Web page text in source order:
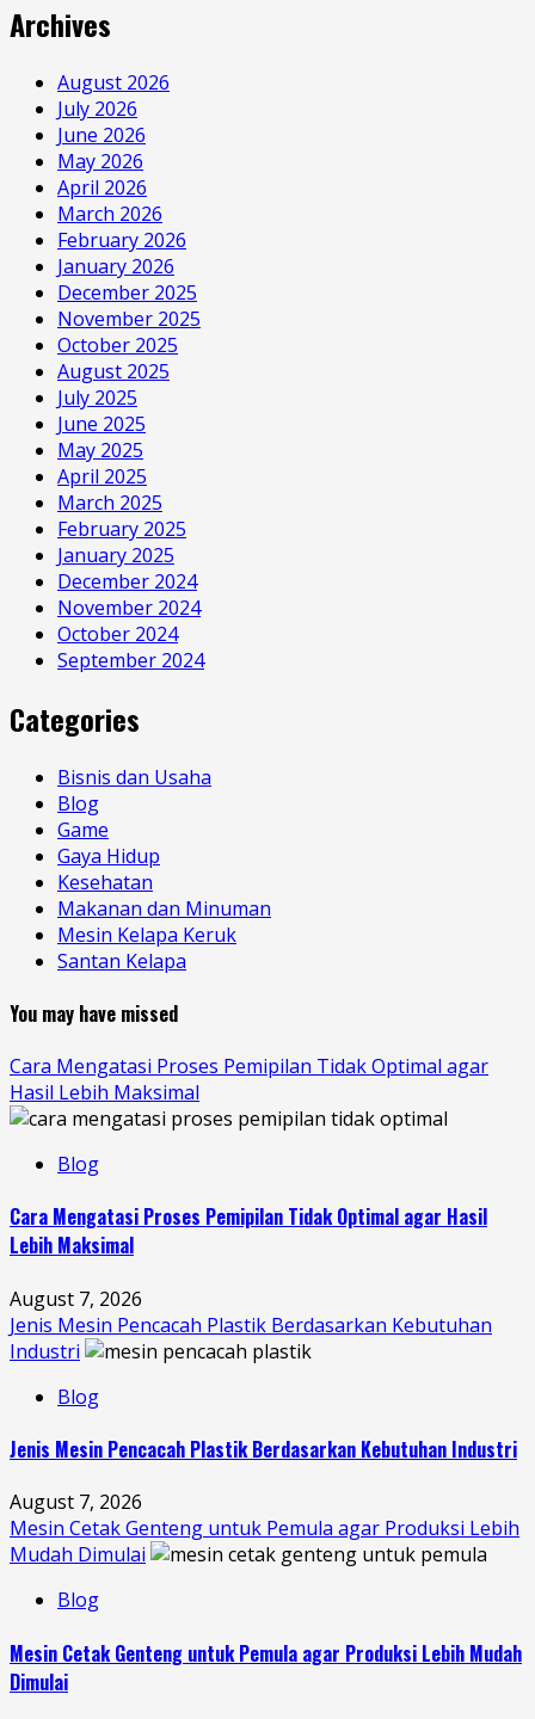
Archives
August 2026
July 2026
June 2026
May 2026
April 2026
March 2026
February 2026
January 2026
December 2025
November 2025
October 2025
August 2025
July 2025
June 2025
May 2025
April 2025
March 2025
February 2025
January 2025
December 2024
November 2024
October 2024
September 2024
Categories
Bisnis dan Usaha
Blog
Game
Gaya Hidup
Kesehatan
Makanan dan Minuman
Mesin Kelapa Keruk
Santan Kelapa
You may have missed
Cara Mengatasi Proses Pemipilan Tidak Optimal agar
Hasil Lebih Maksimal
Blog
Cara Mengatasi Proses Pemipilan Tidak Optimal agar Hasil
Lebih Maksimal
August 7, 2026
Jenis Mesin Pencacah Plastik Berdasarkan Kebutuhan
Industri
Blog
Jenis Mesin Pencacah Plastik Berdasarkan Kebutuhan Industri
August 7, 2026
Mesin Cetak Genteng untuk Pemula agar Produksi Lebih
Mudah Dimulai
Blog
Mesin Cetak Genteng untuk Pemula agar Produksi Lebih Mudah
Dimulai